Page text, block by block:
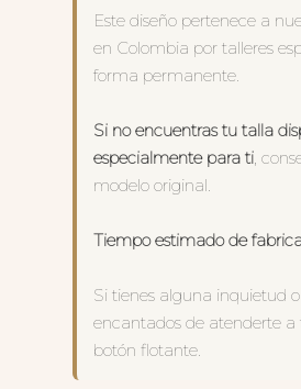
Este diseño pertenece a
en Colombia por talleres
forma permanente.
Si no encuentras tu talla
especialmente para ti ,
modelo original.
Tiempo estimado de
Si tienes alguna inquietud
encantados de atenderte
botón flotante.